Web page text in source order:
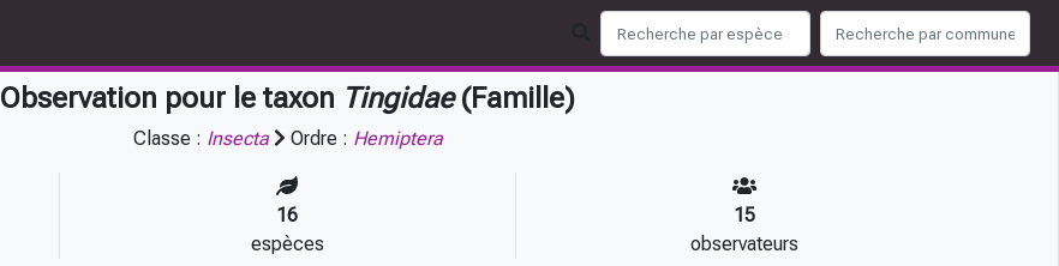
Observation pour le taxon Tingidae(Famille)
Classe : Insecta Ordre : Hemiptera
16
espèces
15
observateurs